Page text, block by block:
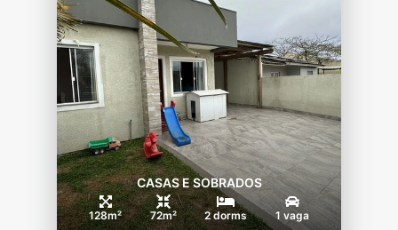
CASAS E SOBRADOS
128m² 72m² 2 dorms 1 vaga